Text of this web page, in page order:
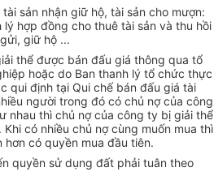
sản nhận giữ hộ, tài sản cho mượn:
lý hợp đồng cho thuê tài sản và thu hồi
giữ hộ ...
thể được bán đấu giá thông qua tổ
hoặc do Ban thanh lý tổ chức thực
qui định tại Qui chế bán đấu giá tài
người trong đó có chủ nợ của công
nhau thì chủ nợ của công ty bị giải thể
có nhiều chủ nợ cùng muốn mua thì
hơn có quyền mua đầu tiên.
quyền sử dụng đất phải tuân theo